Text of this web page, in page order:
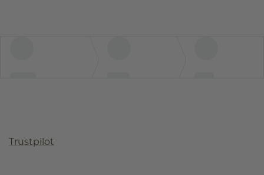
Trustpilot